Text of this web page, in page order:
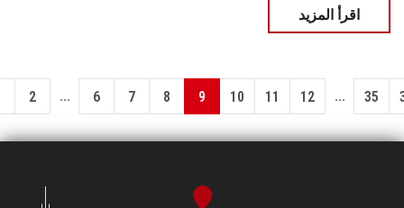
اقرأ المزيد
2 ... 6 7 8 9 10 11 12 ... 35